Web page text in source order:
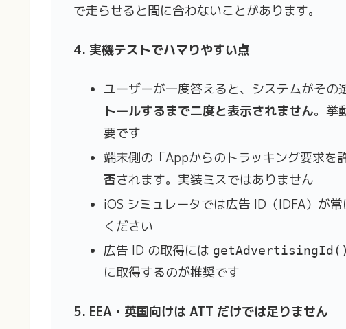
で走らせると間に合わないことがあります。
4. 実機テストでハマりやすい点
ユーザーが一度答えると、システムがその
トールするまで二度と表示されません。挙
要です
端末側の「Appからのトラッキング要求を
否されます。実装ミスではありません
iOS シミュレータでは広告 ID（IDFA）が
ください
広告 ID の取得には getAdvertisingId()
に取得するのが推奨です
5. EEA・英国向けは ATT だけでは足りません